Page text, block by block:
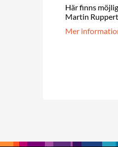
Här finns
Martin
Mer